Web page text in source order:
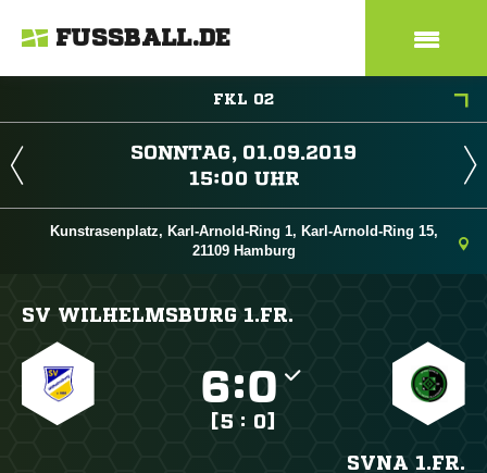
FUSSBALL.DE
FKL 02
 
 
Kunstrasenplatz, Karl-Arnold-Ring 1, Karl-Arnold-Ring 15,
21109 Hamburg
SV WILHELMSBURG 1.FR.
:
[5 : 0]
SVNA 1.FR.